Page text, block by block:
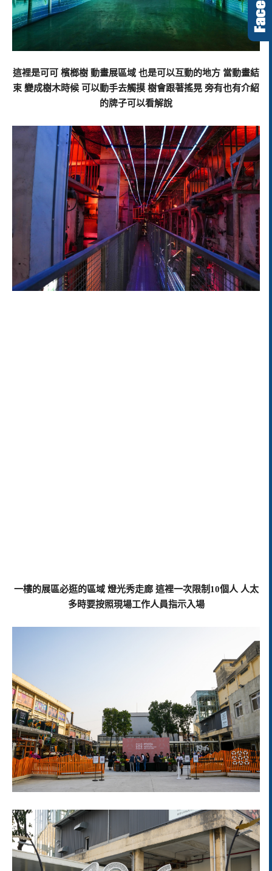
這裡是可可 檳榔樹 動畫展區域 也是可以互動的地方 當動畫結
束 變成樹木時候 可以動手去觸摸 樹會跟著搖晃 旁有也有介紹
的牌子可以看解說
一樓的展區必逛的區域 燈光秀走廊 這裡一次限制10個人 人太
多時要按照現場工作人員指示入場